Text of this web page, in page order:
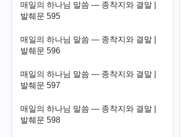
매일의 하나님 말씀 ― 종착지와 결말 |
발췌문 595
매일의 하나님 말씀 ― 종착지와 결말 |
발췌문 596
매일의 하나님 말씀 ― 종착지와 결말 |
발췌문 597
매일의 하나님 말씀 ― 종착지와 결말 |
발췌문 598